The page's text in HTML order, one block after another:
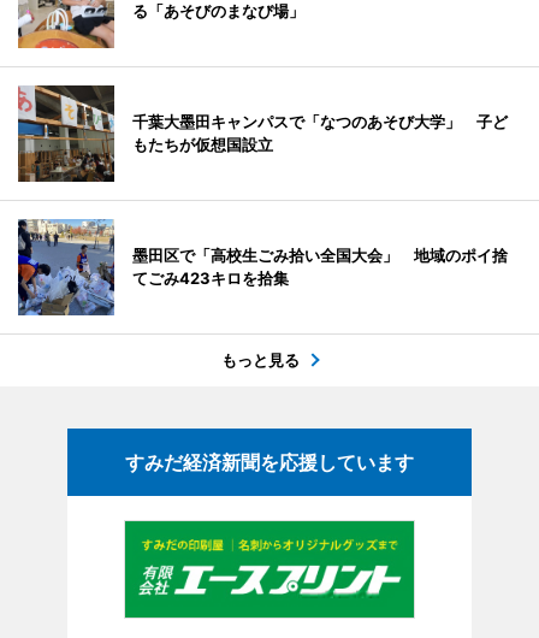
る「あそびのまなび場」
千葉大墨田キャンパスで「なつのあそび大学」 子ど
もたちが仮想国設立
墨田区で「高校生ごみ拾い全国大会」 地域のポイ捨
てごみ423キロを拾集
もっと見る
すみだ経済新聞を応援しています